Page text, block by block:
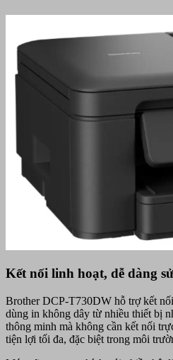
Kết nối linh hoạt, dễ dàng
Brother DCP-T730DW hỗ trợ kết
dùng in không dây từ nhiều thiết bị
thông minh mà không cần kết nối
tiện lợi tối đa, đặc biệt trong môi